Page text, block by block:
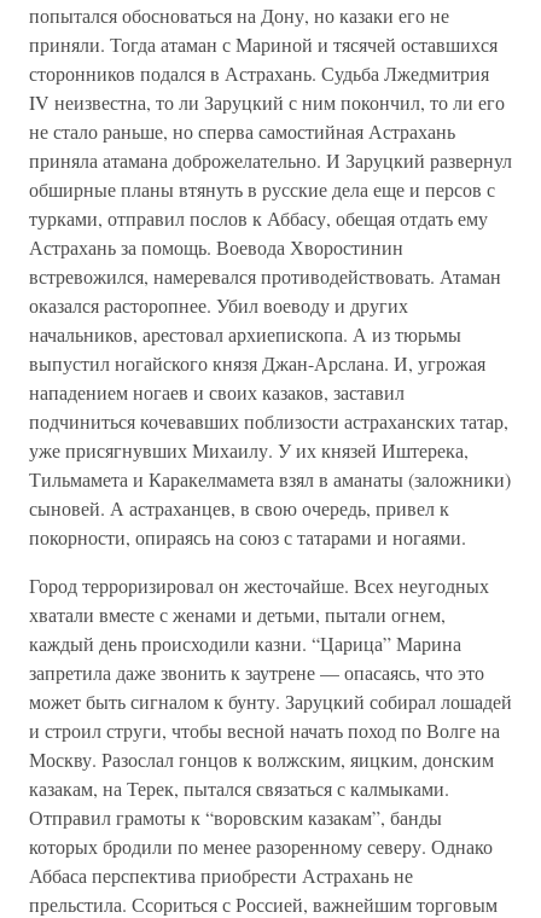
попытался обосноваться на Дону, но казаки его не
приняли. Тогда атаман с Мариной и тясячей оставшихся
сторонников подался в Астрахань. Судьба Лжедмитрия
IV неизвестна, то ли Заруцкий с ним покончил, то ли его
не стало раньше, но сперва самостийная Астрахань
приняла атамана доброжелательно. И Заруцкий развернул
обширные планы втянуть в русские дела еще и персов с
турками, отправил послов к Аббасу, обещая отдать ему
Астрахань за помощь. Воевода Хворостинин
встревожился, намеревался противодействовать. Атаман
оказался расторопнее. Убил воеводу и других
начальников, арестовал архиепископа. А из тюрьмы
выпустил ногайского князя Джан-Арслана. И, угрожая
нападением ногаев и своих казаков, заставил
подчиниться кочевавших поблизости астраханских татар,
уже присягнувших Михаилу. У их князей Иштерека,
Тильмамета и Каракелмамета взял в аманаты (заложники)
сыновей. А астраханцев, в свою очередь, привел к
покорности, опираясь на союз с татарами и ногаями.
Город терроризировал он жесточайше. Всех неугодных
хватали вместе с женами и детьми, пытали огнем,
каждый день происходили казни. “Царица” Марина
запретила даже звонить к заутрене — опасаясь, что это
может быть сигналом к бунту. Заруцкий собирал лошадей
и строил струги, чтобы весной начать поход по Волге на
Москву. Разослал гонцов к волжским, яицким, донским
казакам, на Терек, пытался связаться с калмыками.
Отправил грамоты к “воровским казакам”, банды
которых бродили по менее разоренному северу. Однако
Аббаса перспектива приобрести Астрахань не
прельстила. Ссориться с Россией, важнейшим торговым